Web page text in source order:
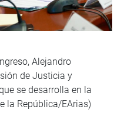
Alejandro
de Justicia y
se desarrolla en la
la República/EArias)